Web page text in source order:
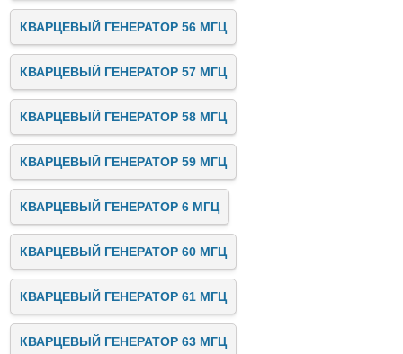
КВАРЦЕВЫЙ ГЕНЕРАТОР 56 МГЦ
КВАРЦЕВЫЙ ГЕНЕРАТОР 57 МГЦ
КВАРЦЕВЫЙ ГЕНЕРАТОР 58 МГЦ
КВАРЦЕВЫЙ ГЕНЕРАТОР 59 МГЦ
КВАРЦЕВЫЙ ГЕНЕРАТОР 6 МГЦ
КВАРЦЕВЫЙ ГЕНЕРАТОР 60 МГЦ
КВАРЦЕВЫЙ ГЕНЕРАТОР 61 МГЦ
КВАРЦЕВЫЙ ГЕНЕРАТОР 63 МГЦ